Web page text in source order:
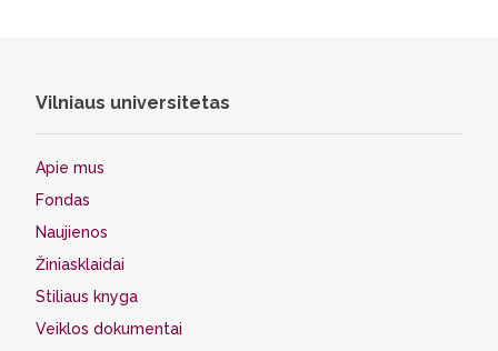
Vilniaus universitetas
Apie mus
Fondas
Naujienos
Žiniasklaidai
Stiliaus knyga
Veiklos dokumentai